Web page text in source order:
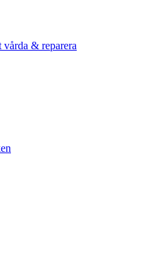
vårda & reparera